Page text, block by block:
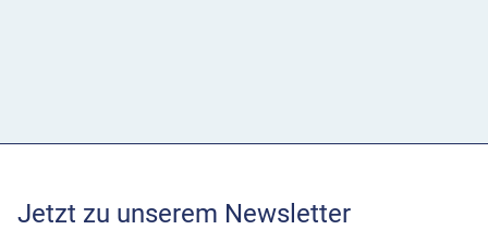
Jetzt zu unserem Newsletter